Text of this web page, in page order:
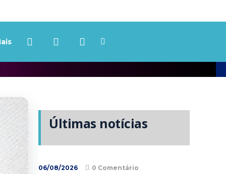
Últimas notícias
06/08/2026 0 Comentário